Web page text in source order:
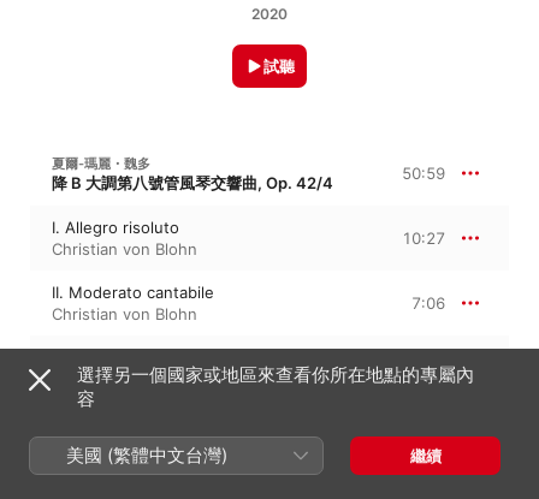
2020
試聽
夏爾-瑪麗・魏多
降 B 大調第八號管風琴交響曲, Op. 42/4 50:59
I. Allegro risoluto
Christian von Blohn
10:27
II. Moderato cantabile
Christian von Blohn
7:06
Christian von Blohn
5:11
Christian von Blohn
12:08
選擇另一個國家或地區來查看你所在地點的專屬內
容
美國 (繁體中文台灣) 繼續